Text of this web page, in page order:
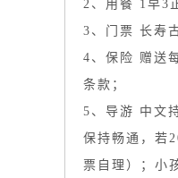
2、用餐 1早3
3、门票 长寿
4、保险 赠送
条款；
5、导游 中文
保持畅通，若
票自理）；小